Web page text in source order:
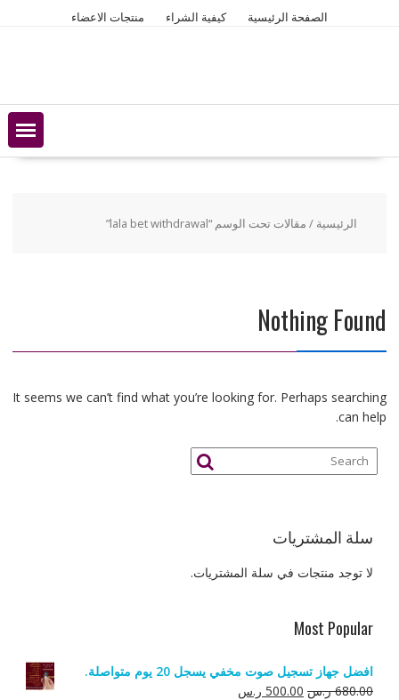
الصفحة الرئيسية كيفية الشراء منتجات الاعضاء
الرئيسية / مقالات تحت الوسم “lala bet withdrawal”
Nothing Found
It seems we can’t find what you’re looking for. Perhaps searching
can help.
سلة المشتريات
لا توجد منتجات في سلة المشتريات.
Most Popular
افضل جهاز تسجيل صوت مخفي يسجل 20 يوم متواصلة.
680.00 ر.س السعر
500.00 ر.سالسعر